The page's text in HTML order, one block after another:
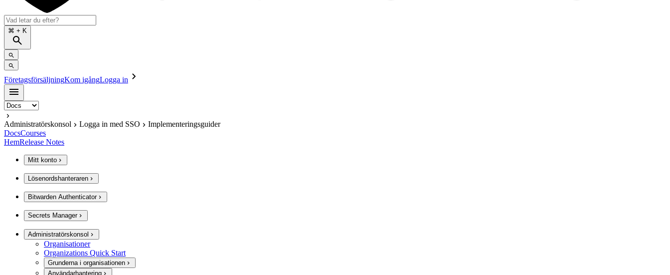
⌘ + K
FöretagsförsäljningKom igångLogga in
Administratörskonsol Logga in med SSO
Implementeringsguider
DocsCourses
HemRelease Notes
Mitt konto
Lösenordshanteraren
Bitwarden Authenticator
Secrets Manager
Administratörskonsol
Organisationer
Organizations Quick Start
Grunderna i organisationen
Användarhantering